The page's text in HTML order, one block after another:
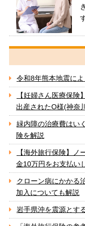
令和8年熊本地震に
【妊婦さん医療保
出産されたO様(神奈
緑内障の治療費はい
険を解説
【海外旅行保険】
金10万円をお支払い
クローン病にかかる
加入についても解説
岩手県沖を震源とす